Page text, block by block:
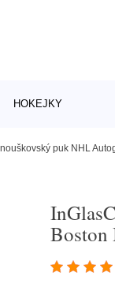
HOKEJKY
puk NHL
Boston